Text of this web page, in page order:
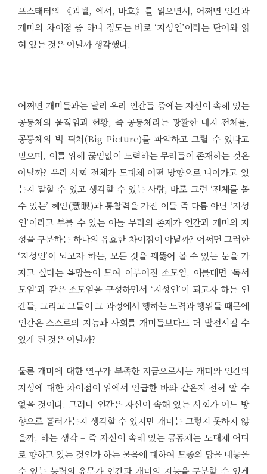
프스태터의 《괴델, 에셔, 바흐》를 읽으면서, 어쩌면 인간과
개미의 차이점 중 하나 정도는 바로 ‘지성인’이라는 단어와 얽
혀 있는 것은 아닐까 생각했다.
어쩌면 개미들과는 달리 우리 인간들 중에는 자신이 속해 있는
공동체의 움직임과 현황, 즉 공동체라는 광활한 대지 전체를,
공동체의 빅 픽쳐(Big Picture)를 파악하고 그릴 수 있다고
믿으며, 이를 위해 끊임없이 노력하는 무리들이 존재하는 것은
아닐까? 우리 사회 전체가 도대체 어떤 방향으로 나아가고 있
는지 말할 수 있고 생각할 수 있는 사람, 바로 그런 ‘전체를 볼
수 있는’ 혜안(慧眼)과 통찰력을 가진 이들 즉 다름 아닌 ‘지성
인’이라고 부를 수 있는 이들 무리의 존재가 인간과 개미의 지
성을 구분하는 하나의 유효한 차이점이 아닐까? 어쩌면 그러한
‘지성인’이 되고자 하는, 모든 것을 꿰뚫어 볼 수 있는 눈을 가
지고 싶다는 욕망들이 모여 이루어진 소모임, 이를테면 ‘독서
모임’과 같은 소모임을 구성하면서 ‘지성인’이 되고자 하는 인
간들, 그리고 그들이 그 과정에서 행하는 노력과 행위들 때문에
인간은 스스로의 지능과 사회를 개미들보다도 더 발전시킬 수
있게 된 것은 아닐까?
물론 개미에 대한 연구가 부족한 지금으로서는 개미와 인간의
지성에 대한 차이점이 위에서 언급한 바와 같은지 전혀 알 수
없을 것이다. 그러나 인간은 자신이 속해 있는 사회가 어느 방
향으로 흘러가는지 생각할 수 있지만 개미는 그렇지 못하지 않
을까, 하는 생각 – 즉 자신이 속해 있는 공동체는 도대체 어디
로 향하고 있는 것인가 하는 물음에 대하여 모종의 답을 내놓을
수 있는 능력의 유무가 인간과 개미의 지능을 구분할 수 있게